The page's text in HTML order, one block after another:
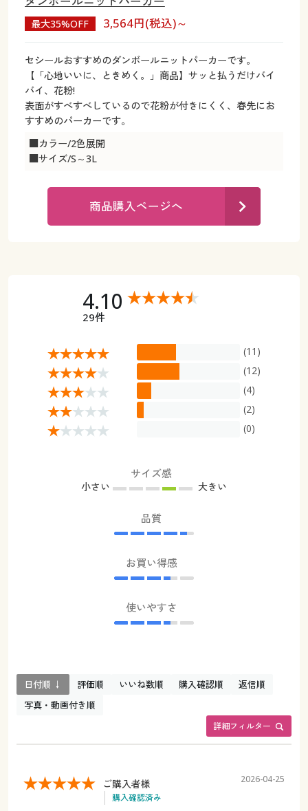
大きいサイズ レディース下着
大きいサイズ メンズ
大きいサイズ 事務・制服
シークレットセール
商品カテゴリ一覧
カタログ・チラシからのご注文
デジタルカタログ
カタログ無料プレゼント
会員メニュー
マイページ
ご利用ガイド
よくある質問とお問い合わせ
カタログ
デジタルカタログ
カタログ無料プレゼント
会員メニュー
閲覧履歴
ご利用ガイド
よくある質問とお問い合わせ
最大35%OFF 3,564円(税込)～
セシールおすすめのダンボールニットパーカーです。
【「心地いいに、ときめく。」商品】サッと払うだけバイ
バイ、花粉!
表面がすべすべしているので花粉が付きにくく、春先にお
すすめのパーカーです。
■カラー/2色展開
■サイズ/S～3L
商品購入ページへ
4.10
29件
(11)
(12)
(4)
(2)
(0)
サイズ感
小さい 大きい
品質
お買い得感
使いやすさ
詳細フィルター
日付順 ↓ 評価順 いいね数順 購入確認順
返信順
写真・動画付き順
ご購入者様
購入確認済み
2026-04-25